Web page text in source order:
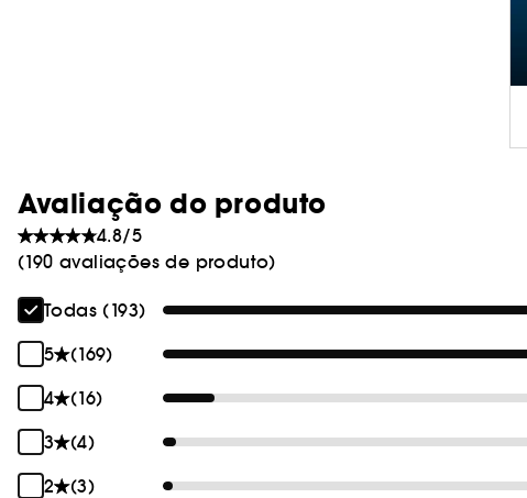
Avaliação do produto
4.8/5
(190 avaliações de produto)
Todas (193)
5
(169)
4
(16)
3
(4)
2
(3)